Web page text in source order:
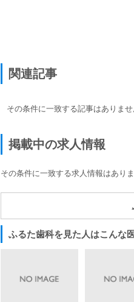
関連記事
その条件に一致する記事はありませ
掲載中の求人情報
その条件に一致する求人情報はありま
ふるた歯科を見た人はこんな